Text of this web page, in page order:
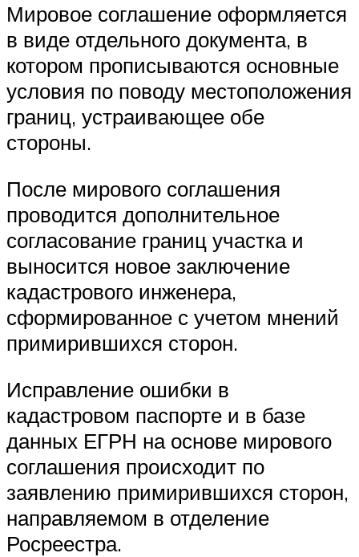
Мировое соглашение оформляется
в виде отдельного документа, в
котором прописываются основные
условия по поводу местоположения
границ, устраивающее обе
стороны.
После мирового соглашения
проводится дополнительное
согласование границ участка и
выносится новое заключение
кадастрового инженера,
сформированное с учетом мнений
примирившихся сторон.
Исправление ошибки в
кадастровом паспорте и в базе
данных ЕГРН на основе мирового
соглашения происходит по
заявлению примирившихся сторон,
направляемом в отделение
Росреестра.